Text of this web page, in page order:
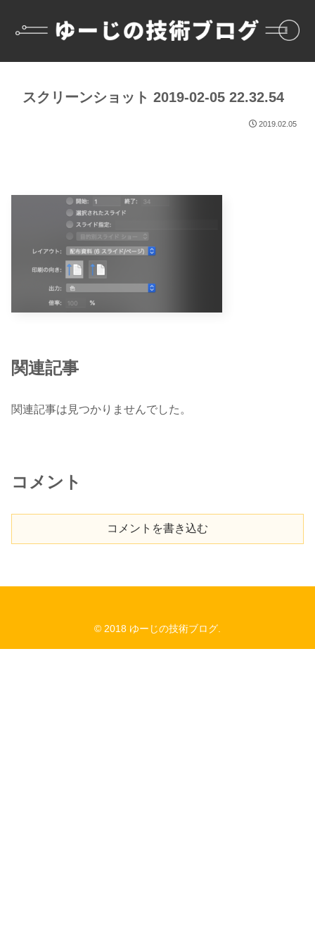
スクリーンショット 2019-02-05 22.32.54
2019.02.05
関連記事
関連記事は見つかりませんでした。
コメント
コメントを書き込む
© 2018 ゆーじの技術ブログ.